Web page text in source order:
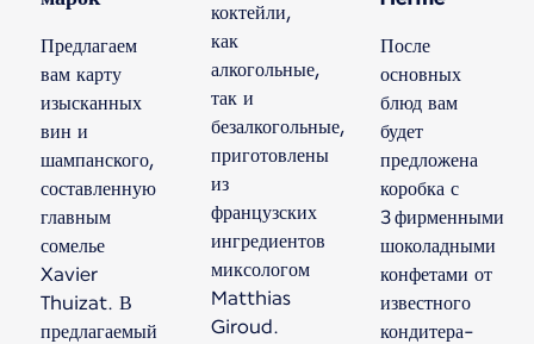
Предлагаем
вам карту
изысканных
вин и
шампанского,
составленную
главным
сомелье
Xavier
Thuizat. В
предлагаемый
коктейли,
как
алкогольные,
так и
безалкогольные,
приготовлены
из
французских
ингредиентов
миксологом
Matthias
Giroud.
После
основных
блюд вам
будет
предложена
коробка с
3 фирменными
шоколадными
конфетами от
известного
кондитера-